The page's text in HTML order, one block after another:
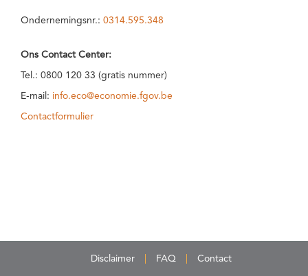
Ondernemingsnr.: 0314.595.348
Ons Contact Center:
Tel.: 0800 120 33 (gratis nummer)
E-mail: info.eco@economie.fgov.be
Contactformulier
Disclaimer FAQ Contact